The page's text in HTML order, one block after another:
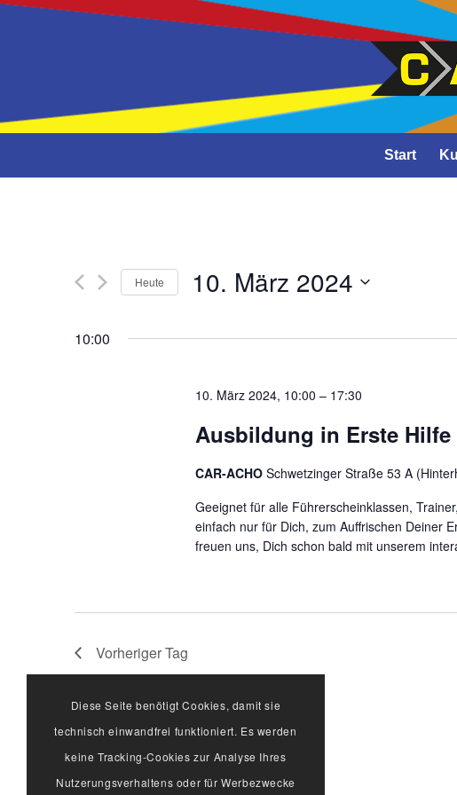
Start
Heute 10. März 2024
auswählen
10:00
10. März 2024, 10:00 – 17:30
Ausbildung in Erste Hilfe
CAR-ACHO Schwetzinger Straße 53 A
Geeignet für alle Führerscheinklassen,
einfach nur für Dich, zum Auffrischen Deiner
freuen uns, Dich schon bald mit unserem
Vorheriger Tag
Close
Diese Seite benötigt Cookies, damit sie
technisch einwandfrei funktioniert. Es werden
keine Tracking-Cookies zur Analyse Ihres
Nutzerungsverhaltens oder für Werbezwecke